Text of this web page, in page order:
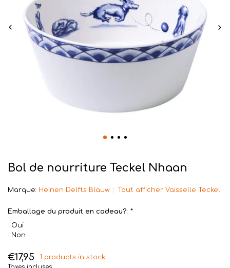
Bol de nourriture Teckel Nhaan
Marque: Heinen Delfts Blauw Tout afficher Vaisselle Teckel
Emballage du produit en cadeau?: *
Oui
Non
€17,95
1 products in stock